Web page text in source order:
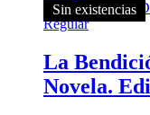
La
Novela.
Sin existencias